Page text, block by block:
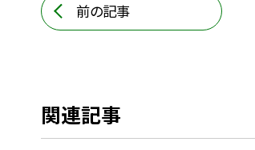
前の記事
関連記事